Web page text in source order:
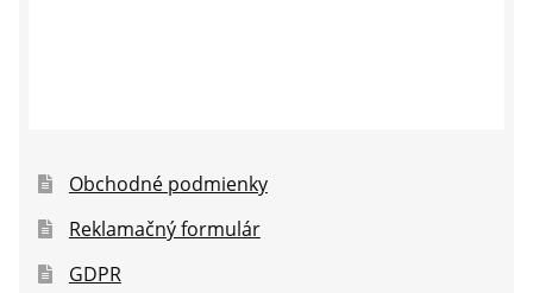
Obchodné podmienky
Reklamačný formulár
GDPR